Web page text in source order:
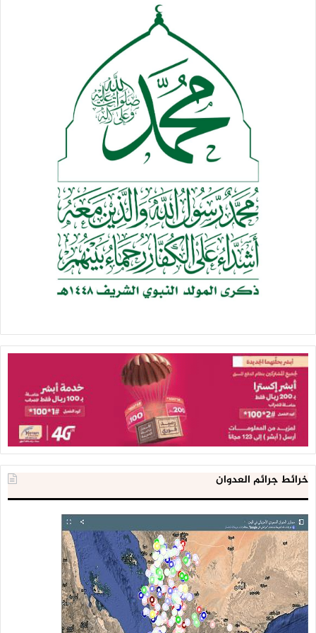
نجران : طيران العدوان يشن غارة على موقع الطلعة
عسير: قصف صاروخي مكثف على تجمعات المرتزقة والجيش
السعودي في منفذ علب والجمارك والجوازات
صعدة: طيران العدوان يشن غارتين على منطقتي الثعبان وآل
خرائط جرائم العدوان